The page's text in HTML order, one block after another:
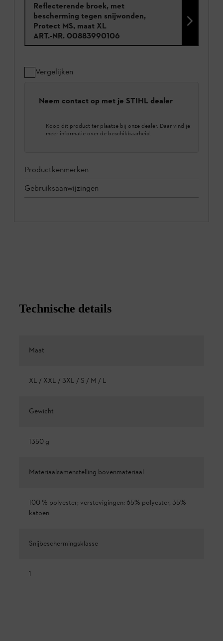
Reflecterende broek, met
bescherming tegen snijwonden,
Protect MS, maat XL
ART.-NR. 00883990106
Vergelijken
Neem contact op met je STIHL dealer
Koop dit product ter plaatse bij onze dealer. Daar vind je
meer informatie over de beschikbaarheid.
Productkenmerken
Gebruiksaanwijzingen
Technische details
Maat
XL / XXL / 3XL / S / M / L
Gewicht
1350 g
Materiaalsamenstelling bovenmateriaal
100 % polyester; verstevigingen: 65% polyester, 35%
katoen
Snijbeschermingsklasse
1